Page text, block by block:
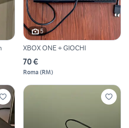
5
XBOX ONE + GIOCHI
70 €
Roma (RM)